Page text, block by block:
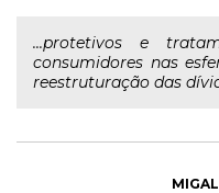
...protetivos e
consumidores nas
reestruturação das